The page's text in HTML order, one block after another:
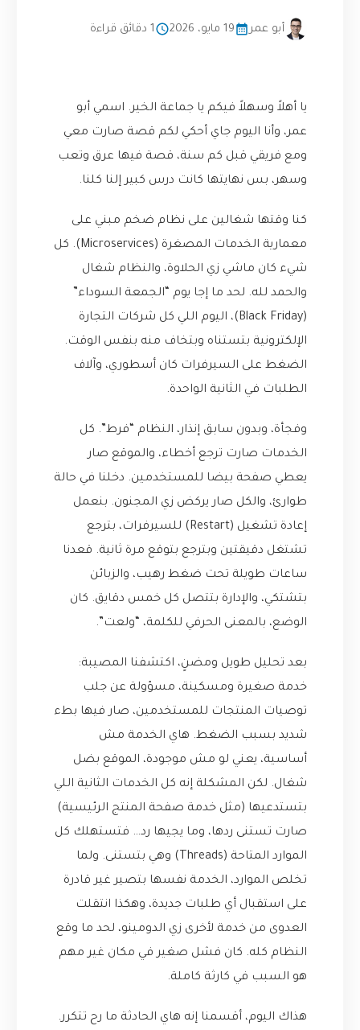
أبو عمر 19 مايو، 2026 1 دقائق قراءة
يا أهلاً وسهلاً فيكم يا جماعة الخير. اسمي أبو
عمر، وأنا اليوم جاي أحكي لكم قصة صارت معي
ومع فريقي قبل كم سنة، قصة فيها عرق وتعب
وسهر، بس نهايتها كانت درس كبير إلنا كلنا.
كنا وقتها شغالين على نظام ضخم مبني على
معمارية الخدمات المصغرة (Microservices). كل
شيء كان ماشي زي الحلاوة، والنظام شغال
والحمد لله. لحد ما إجا يوم “الجمعة السوداء”
(Black Friday)، اليوم اللي كل شركات التجارة
الإلكترونية بتستناه وبتخاف منه بنفس الوقت.
الضغط على السيرفرات كان أسطوري، وآلاف
الطلبات في الثانية الواحدة.
وفجأة، وبدون سابق إنذار، النظام “فرط”. كل
الخدمات صارت ترجع أخطاء، والموقع صار
يعطي صفحة بيضا للمستخدمين. دخلنا في حالة
طوارئ، والكل صار يركض زي المجنون. بنعمل
إعادة تشغيل (Restart) للسيرفرات، بترجع
تشتغل دقيقتين وبترجع بتوقع مرة ثانية. قعدنا
ساعات طويلة تحت ضغط رهيب، والزبائن
بتشتكي، والإدارة بتتصل كل خمس دقايق. كان
الوضع، بالمعنى الحرفي للكلمة، “ولعت”.
بعد تحليل طويل ومضنٍ، اكتشفنا المصيبة:
خدمة صغيرة ومسكينة، مسؤولة عن جلب
توصيات المنتجات للمستخدمين، صار فيها بطء
شديد بسبب الضغط. هاي الخدمة مش
أساسية، يعني لو مش موجودة، الموقع بضل
شغال. لكن المشكلة إنه كل الخدمات الثانية اللي
بتستدعيها (مثل خدمة صفحة المنتج الرئيسية)
صارت تستنى ردها، وما يجيها رد… فتستهلك كل
الموارد المتاحة (Threads) وهي بتستنى. ولما
تخلص الموارد، الخدمة نفسها بتصير غير قادرة
على استقبال أي طلبات جديدة، وهكذا انتقلت
العدوى من خدمة لأخرى زي الدومينو، لحد ما وقع
النظام كله. كان فشل صغير في مكان غير مهم
هو السبب في كارثة كاملة.
هذاك اليوم، أقسمنا إنه هاي الحادثة ما رح تتكرر.